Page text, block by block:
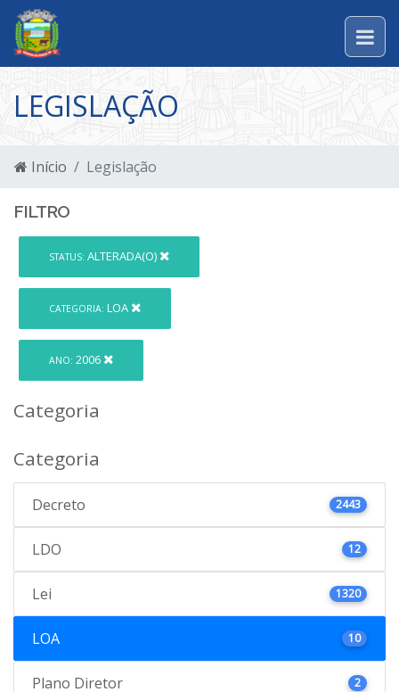
LEGISLAÇÃO
Início Legislação
FILTRO
STATUS: ALTERADA(O)
CATEGORIA: LOA
ANO: 2006
Categoria
Categoria
Decreto 2443
LDO 12
Lei 1320
LOA 10
Plano Diretor 2